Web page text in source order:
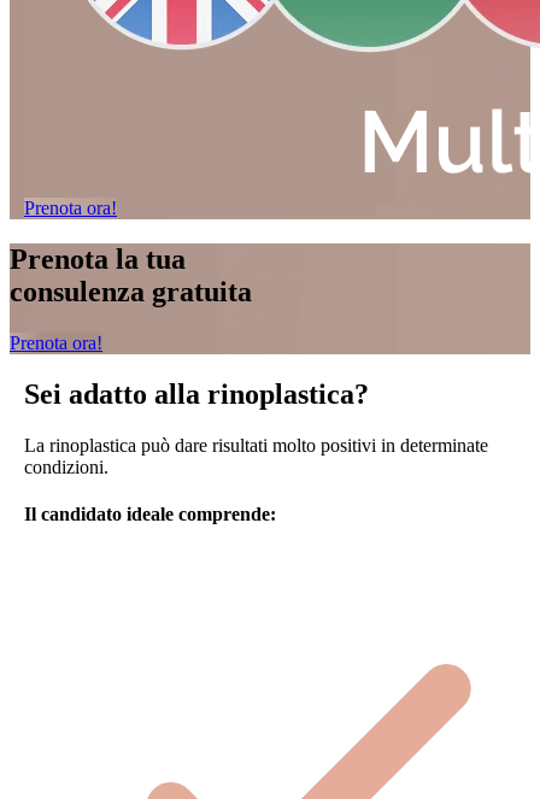
Prenota ora!
Prenota la tua
consulenza gratuita
Prenota ora!
Sei adatto alla rinoplastica?
La rinoplastica può dare risultati molto positivi in determinate
condizioni.
Il candidato ideale comprende: